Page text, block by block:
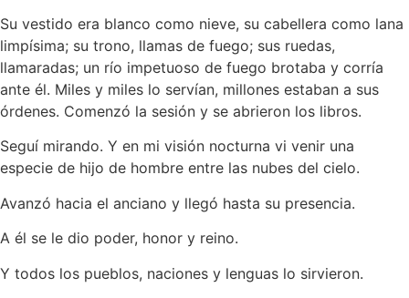
Su vestido era blanco como nieve, su cabellera como lana
limpísima; su trono, llamas de fuego; sus ruedas,
llamaradas; un río impetuoso de fuego brotaba y corría
ante él. Miles y miles lo servían, millones estaban a sus
órdenes. Comenzó la sesión y se abrieron los libros.
Seguí mirando. Y en mi visión nocturna vi venir una
especie de hijo de hombre entre las nubes del cielo.
Avanzó hacia el anciano y llegó hasta su presencia.
A él se le dio poder, honor y reino.
Y todos los pueblos, naciones y lenguas lo sirvieron.